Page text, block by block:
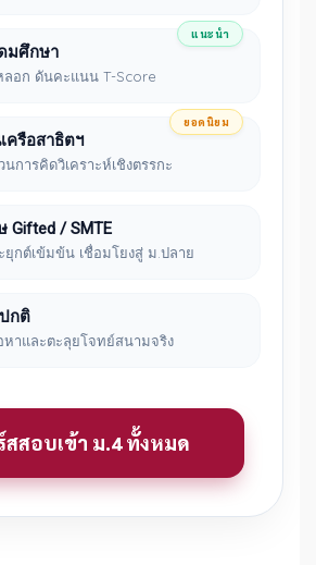
แนะนำ
มศึกษา
อก ดันคะแนน T-Score
ยอดนิยม
ครือสาธิตฯ
นการคิดวิเคราะห์เชิงตรรกะ
Gifted / SMTE
ยุกต์เข้มข้น เชื่อมโยงสู่ ม.ปลาย
กติ
หาและตะลุยโจทย์สนามจริง
สสอบเข้า ม.4 ทั้งหมด